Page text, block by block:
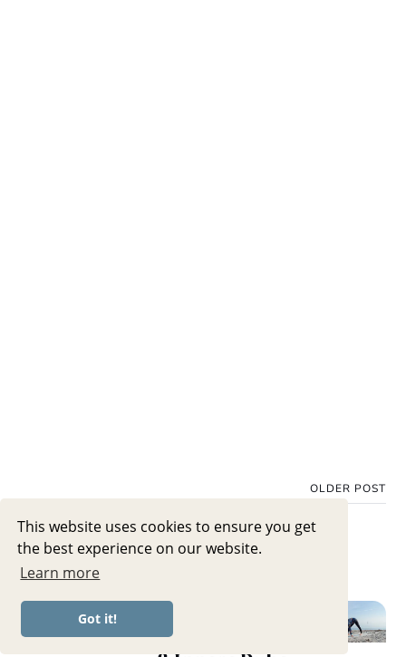
This website uses cookies to ensure you get
the best experience on our website.
Learn more
Got it!
OLDER POST
20 MIN FRÜHLINGS-YOGA
🌸 Energie, Beweglichkeit